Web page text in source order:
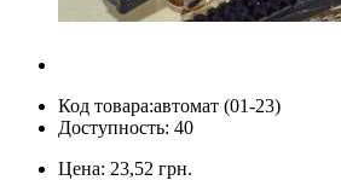
Код товара:автомат (01-23)
Доступность: 40
Цена: 23,52 грн.